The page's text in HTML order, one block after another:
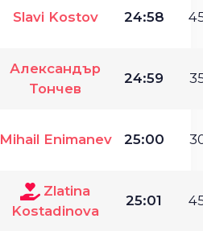
Slavi Kostov 24:58
Александър
Тончев
24:59
Mihail Enimanev 25:00
Zlatina
Kostadinova
25:01